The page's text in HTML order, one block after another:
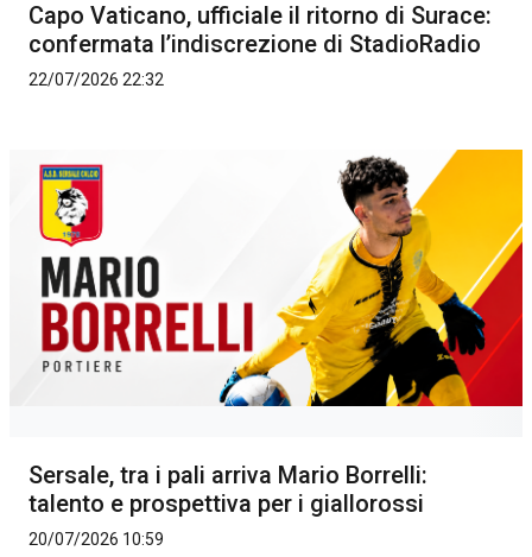
Capo Vaticano, ufficiale il ritorno di Surace:
confermata l’indiscrezione di StadioRadio
22/07/2026 22:32
Sersale, tra i pali arriva Mario Borrelli:
talento e prospettiva per i giallorossi
20/07/2026 10:59